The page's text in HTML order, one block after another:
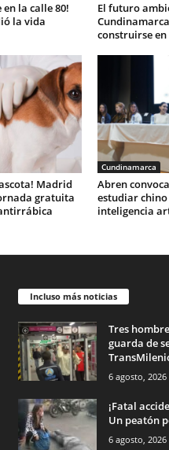
en la calle 80!
la vida
El futuro
construirse en
Madrid
gratuita
Cundinamarca
Abren
estudiar
inteligencia
Incluso más noticias
Tres
guarda de
6 agosto, 2026
¡Fatal
Un peatón
6 agosto, 2026